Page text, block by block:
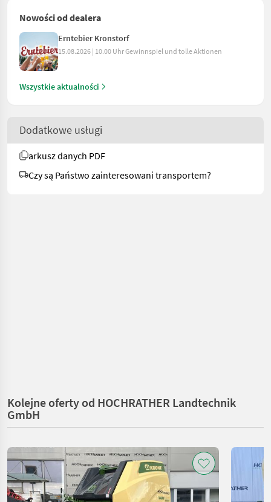
Nowości od dealera
Erntebier Kronstorf
15.08.2026 | 10.00 Uhr Gewinnspiel und tolle Aktionen
Wszystkie aktualności
Dodatkowe usługi
arkusz danych PDF
Czy są Państwo zainteresowani transportem?
Kolejne oferty od HOCHRATHER Landtechnik
GmbH